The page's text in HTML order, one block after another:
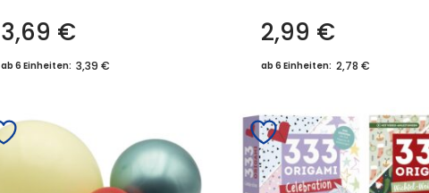
3,69 €
ab 6 Einheiten: 3,39 €
2,99 €
ab 6 Einheiten: 2,78 €